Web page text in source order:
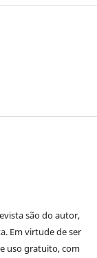
são do autor,
Em virtude de ser
uso gratuito, com